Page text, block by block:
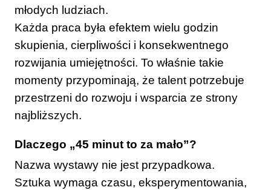
młodych ludziach.
Każda praca była efektem wielu godzin
skupienia, cierpliwości i konsekwentnego
rozwijania umiejętności. To właśnie takie
momenty przypominają, że talent potrzebuje
przestrzeni do rozwoju i wsparcia ze strony
najbliższych.
Dlaczego „45 minut to za mało”?
Nazwa wystawy nie jest przypadkowa.
Sztuka wymaga czasu, eksperymentowania,